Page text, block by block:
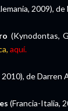
2009),
(Kynodontas,
aquí.
2010), de Darren
(Francia-Italia,